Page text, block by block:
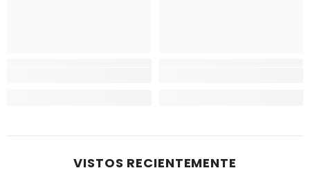
VISTOS RECIENTEMENTE